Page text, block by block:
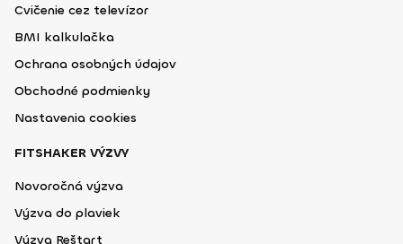
Cvičenie cez televízor
BMI kalkulačka
Ochrana osobných údajov
Obchodné podmienky
Nastavenia cookies
FITSHAKER VÝZVY
Novoročná výzva
Výzva do plaviek
Výzva Reštart